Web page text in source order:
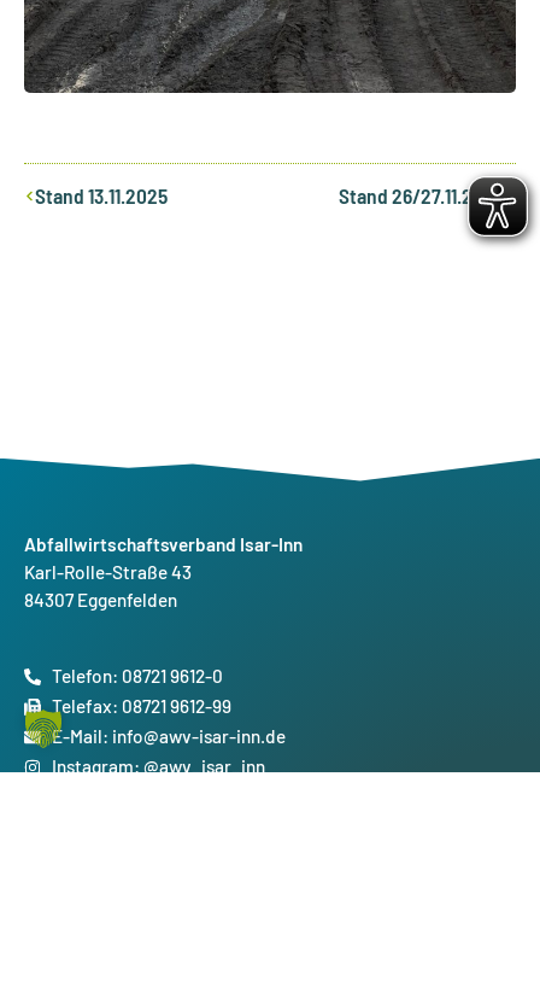
Stand 13.11.2025 Stand 26/27.11.2025
Abfallwirtschaftsverband Isar-Inn
Karl-Rolle-Straße 43
84307 Eggenfelden
Telefon: 08721 9612-0
Telefax: 08721 9612-99
E-Mail: info@awv-isar-inn.de
Instagram: @awv_isar_inn